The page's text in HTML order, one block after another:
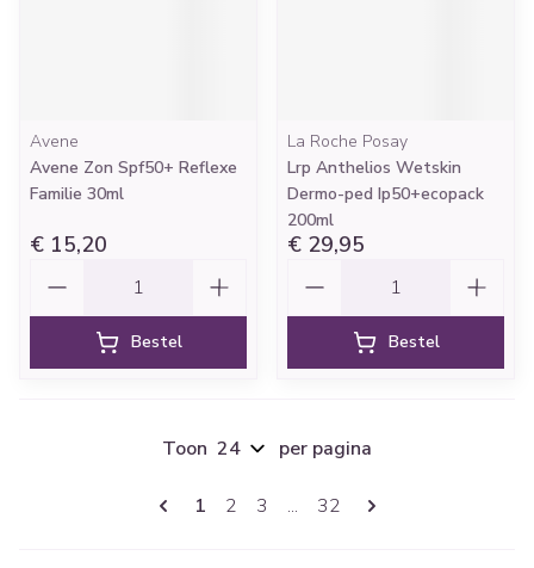
Avene
Avene Zon Spf50+ Reflexe
Familie 30ml
€ 15,20
Bestel
La Roche Posay
Lrp Anthelios Wetskin
Dermo-ped Ip50+ecopack
200ml
€ 29,95
Bestel
Pagina's
U lees momenteel pagina
1 Pagina
2 Pagina
3 ... Pagina
32
Toon per pagina